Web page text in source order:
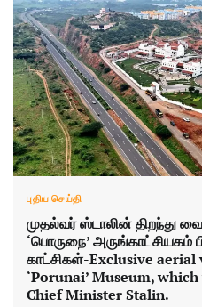
புதிய செய்தி
முதல்வர் ஸ்டாலின் திறந்து
‘பொருநை’ அருங்காட்சியகம்
காட்சிகள்-Exclusive
‘Porunai’ Museum,
Chief Minister Stalin.